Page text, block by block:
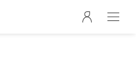
Menu
Abre